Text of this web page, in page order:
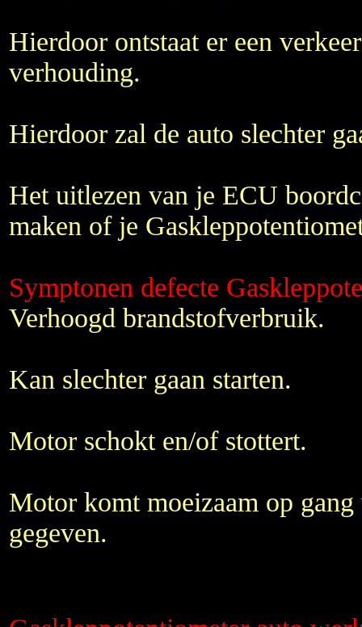
Hierdoor ontstaat er een
verhouding.
Hierdoor zal de auto slechter
Het uitlezen van je ECU
maken of je
Symptonen defecte
Verhoogd brandstofverbruik.
Kan slechter gaan starten.
Motor schokt en/of stottert.
Motor komt moeizaam op
gegeven.